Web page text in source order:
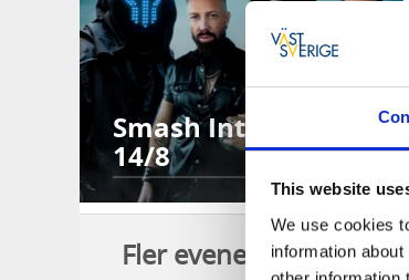
This website
We use cookies
information
Smash Into Pieces
14/8
Fler evenemang i